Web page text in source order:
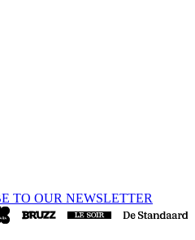
TO OUR NEWSLETTER